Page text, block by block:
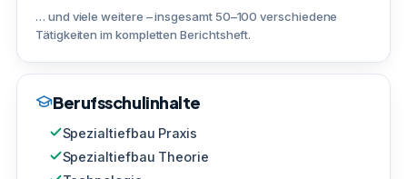
… und viele weitere – insgesamt 50–100 verschiedene
Tätigkeiten im kompletten Berichtsheft.
Berufsschulinhalte
Spezialtiefbau Praxis
Spezialtiefbau Theorie